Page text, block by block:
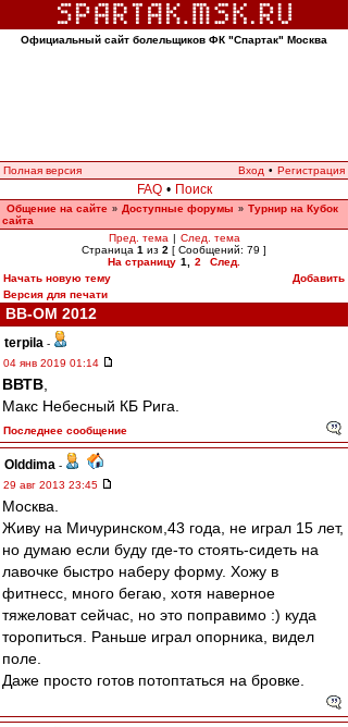
Официальный сайт болельщиков ФК "Спартак" Москва
Полная версия Вход • Регистрация
FAQ • Поиск
Общение на сайте » Доступные форумы » Турнир на Кубок
сайта
Пред. тема | След. тема
Страница 1 из 2 [ Сообщений: 79 ]
На страницу 1 2
След.
Начать новую тему
Добавить
Версия для печати
ВВ-ОМ 2012
terpila -
04 янв 2019 01:14
ВВТВ
Макс Небесный КБ Рига.
Последнее сообщение
Olddima -
29 авг 2013 23:45
Москва.
Живу на Мичуринском,43 года, не играл 15 лет,
но думаю если буду где-то стоять-сидеть на
лавочке быстро наберу форму. Хожу в
фитнесс, много бегаю, хотя наверное
тяжеловат сейчас, но это поправимо :) куда
торопиться. Раньше играл опорника, видел
поле.
Даже просто готов потоптаться на бровке.